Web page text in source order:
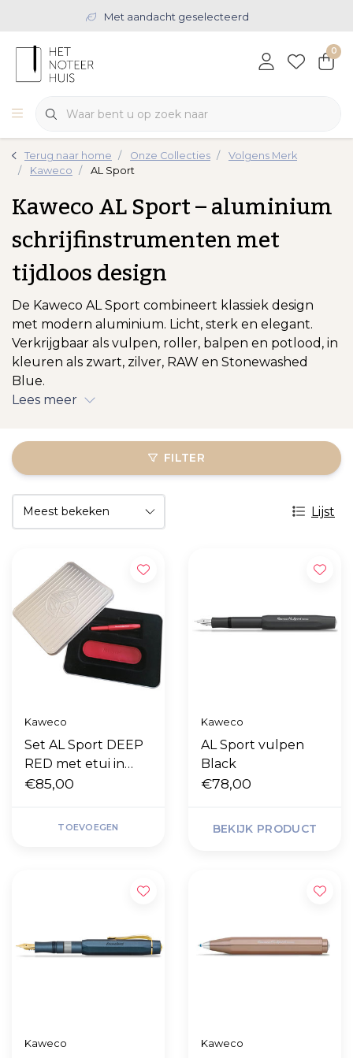
Met aandacht geselecteerd
0
Terug naar home Onze Collecties
Volgens Merk
Kaweco
AL Sport
Kaweco AL Sport – aluminium
schrijfinstrumenten met
tijdloos design
De Kaweco AL Sport combineert klassiek design
met modern aluminium. Licht, sterk en elegant.
Verkrijgbaar als vulpen, roller, balpen en potlood, in
kleuren als zwart, zilver, RAW en Stonewashed
Blue.
Lees meer
FILTER
Lijst
Kaweco
Set AL Sport DEEP
RED met etui in
retro blik
€85,00
TOEVOEGEN
Kaweco
AL Sport vulpen
Black
€78,00
BEKIJK PRODUCT
Kaweco Kaweco